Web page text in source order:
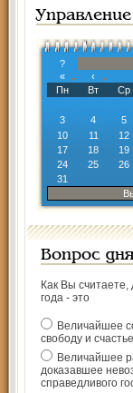
Управление
?
«
‹
Пн
Вт Ср
3
4 5
10
11 12
17
18 19
24
25 26
31
Вопрос дня
Как Вы
года - это
Величайшее
свободу и
Величайшее
доказавшее
справедливого